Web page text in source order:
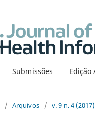
Submissões Edição
/ Arquivos / v. 9 n. 4 (2017)